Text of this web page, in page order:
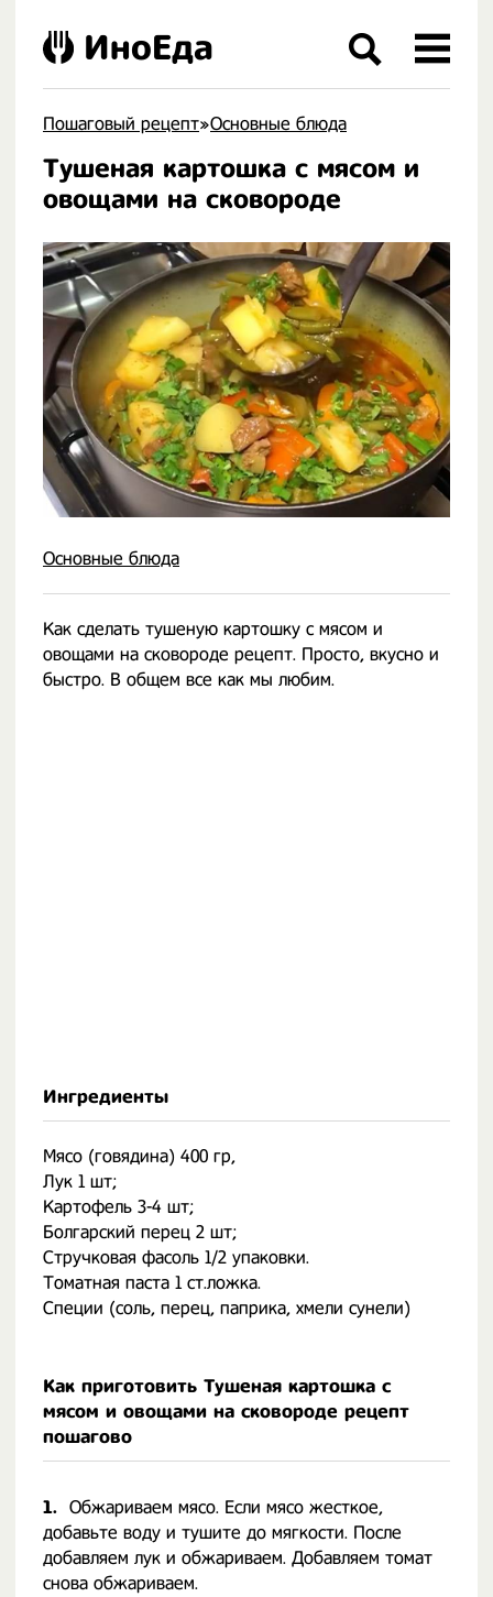
Пошаговый рецепт»Основные блюда
Тушеная картошка с мясом и
овощами на сковороде
Основные блюда
Как сделать тушеную картошку с мясом и
овощами на сковороде рецепт. Просто, вкусно и
быстро. В общем все как мы любим.
Ингредиенты
Мясо (говядина) 400 гр,
Лук 1 шт;
Картофель 3-4 шт;
Болгарский перец 2 шт;
Стручковая фасоль 1/2 упаковки.
Томатная паста 1 ст.ложка.
Специи (соль, перец, паприка, хмели сунели)
Как приготовить Тушеная картошка с
мясом и овощами на сковороде рецепт
пошагово
1. Обжариваем мясо. Если мясо жесткое,
добавьте воду и тушите до мягкости. После
добавляем лук и обжариваем. Добавляем томат
снова обжариваем. ⠀
ИноЕда